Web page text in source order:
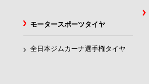
モータースポーツタイヤ
全日本ジムカーナ選手権タイヤ